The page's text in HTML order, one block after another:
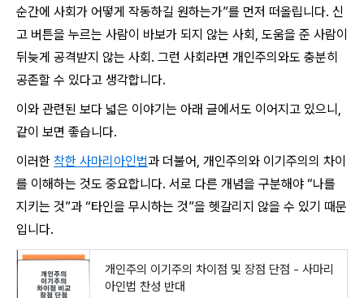
순간에 사회가 어떻게 작동하길 원하는가”를 먼저 떠올립니다. 신
고 버튼을 누르는 사람이 바보가 되지 않는 사회, 도움을 준 사람이
뒤늦게 공격받지 않는 사회. 그런 사회라면 개인주의와도 충분히
공존할 수 있다고 생각합니다.
이와 관련된 보다 넓은 이야기는 아래 글에서도 이어지고 있으니,
같이 보면 좋습니다.
이러한 착한 사마리아인법과 더불어, 개인주의와 이기주의의 차이
를 이해하는 것도 중요합니다. 서로 다른 개념을 구분해야 “나를
지키는 것”과 “타인을 무시하는 것”을 헷갈리지 않을 수 있기 때문
입니다.
개인주의 이기주의 차이점 및 장점 단점 - 사마리
아인법 찬성 반대